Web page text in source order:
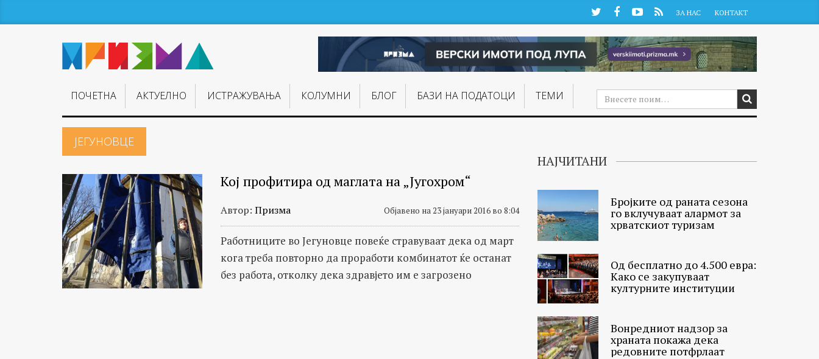
TwitterFacebookYouTube
RSS ЗА НАС КОНТАКТ
ПОЧЕТНА АКТУЕЛНО ИСТРАЖУВАЊA КОЛУМНИ БЛОГ БАЗИ НА ПОДАТОЦИ ТЕМИ
ЈЕГУНОВЦЕ
Кој профитира од маглата на „Југохром“
Автор: Призма Објавено на 23 јануари 2016 во 8:04
Работниците во Јегуновце повеќе стравуваат дека од март
кога треба повторно да проработи комбинатот ќе останат
без работа, отколку дека здравјето им е загрозено
НАЈЧИТАНИ
Бројките од раната сезона
го вклучуваат алармот за
хрватскиот туризам
Од бесплатно до 4.500 евра:
Како се закупуваат
културните институции
Вонредниот надзор за
храната покажа дека
редовните потфрлаат